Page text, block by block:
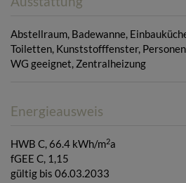
Abstellraum Badewanne
Toiletten Kunststofffenster
WG geeignet Zentralheizung
Energieausweis
HWB C, 66.4 kWh/m2a
fGEE C, 1,15
gültig bis 06.03.2033